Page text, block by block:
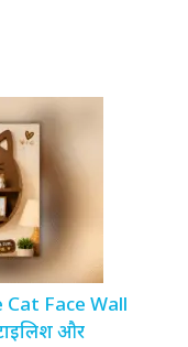
Cat Face Wall
और